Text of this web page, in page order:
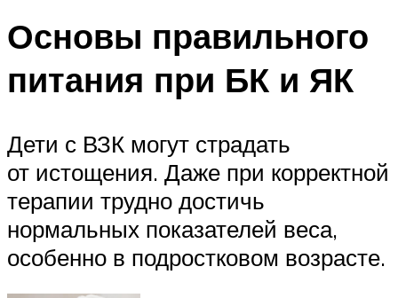
Основы правильного
питания при БК и ЯК
Дети с ВЗК могут страдать
от истощения. Даже при корректной
терапии трудно достичь
нормальных показателей веса,
особенно в подростковом возрасте.